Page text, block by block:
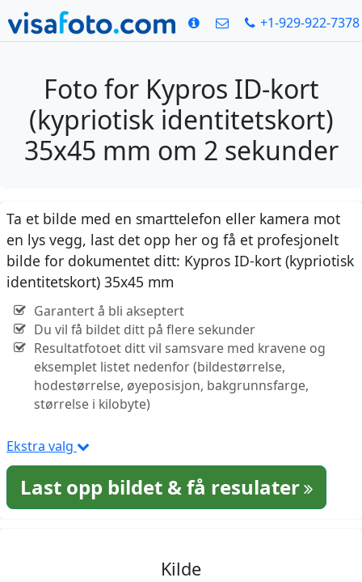
+1-929-922-7378
Foto for Kypros ID-kort
(kypriotisk identitetskort)
35x45 mm om 2 sekunder
Ta et bilde med en smarttelefon eller kamera mot
en lys vegg, last det opp her og få et profesjonelt
bilde for dokumentet ditt: Kypros ID-kort (kypriotisk
identitetskort) 35x45 mm
Garantert å bli akseptert
Du vil få bildet ditt på flere sekunder
Resultatfotoet ditt vil samsvare med kravene og
eksemplet listet nedenfor (bildestørrelse,
hodestørrelse, øyeposisjon, bakgrunnsfarge,
størrelse i kilobyte)
Ekstra valg
Last opp bildet & få resulater
Kilde